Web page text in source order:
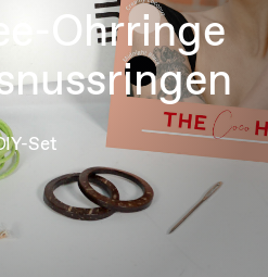
Ohrringe
Set